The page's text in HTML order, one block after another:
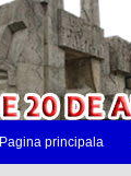
Pagina principala